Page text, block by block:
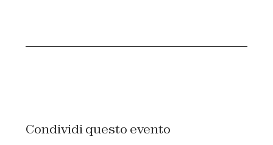
Condividi questo evento